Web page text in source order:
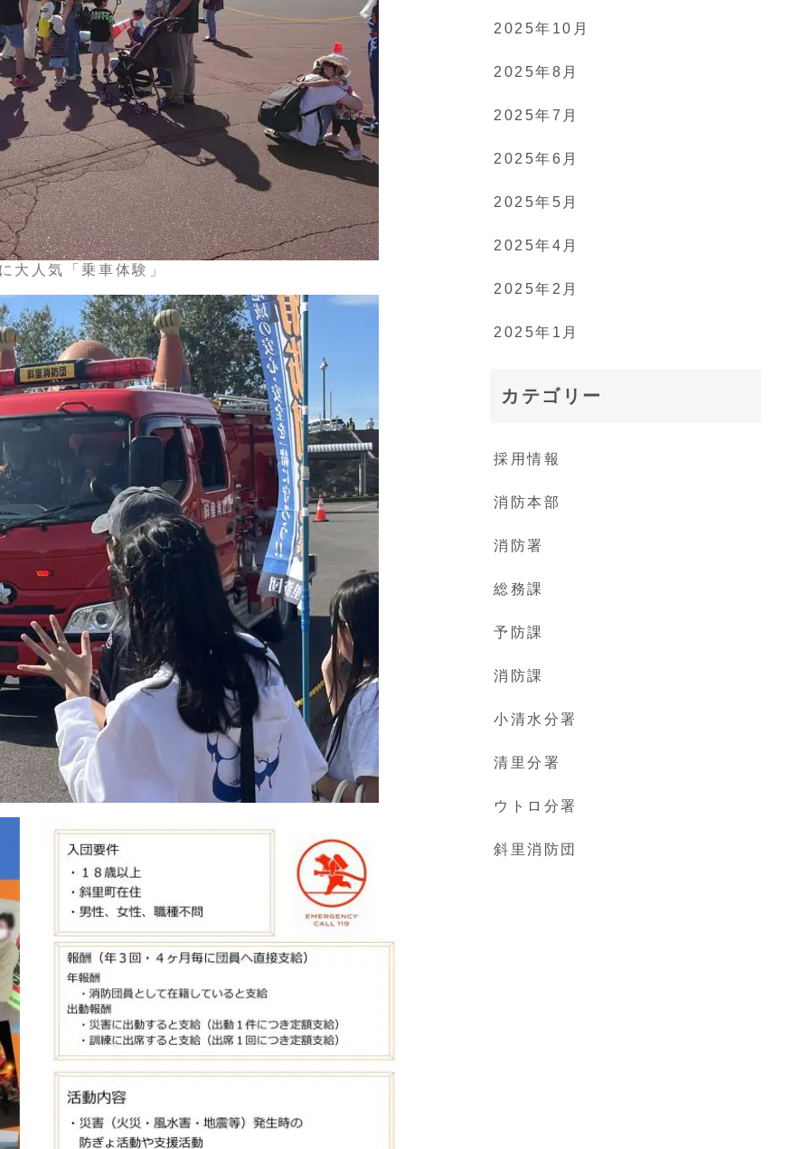
大人気「乗車体験」
2025年10月
2025年8月
2025年7月
2025年6月
2025年5月
2025年4月
2025年2月
2025年1月
カテゴリー
採用情報
消防本部
消防署
総務課
予防課
消防課
小清水分署
清里分署
ウトロ分署
斜里消防団